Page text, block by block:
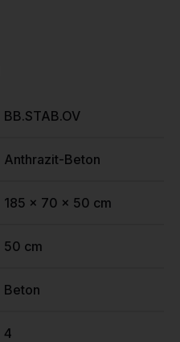
BB.STAB.OV
Anthrazit-Beton
185 x 70 x 50 cm
50 cm
Beton
4